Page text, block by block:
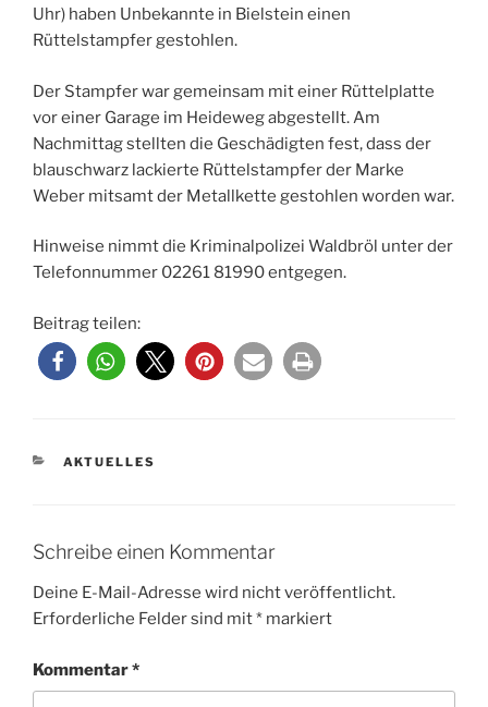
Uhr) haben Unbekannte in Bielstein einen
Rüttelstampfer gestohlen.
Der Stampfer war gemeinsam mit einer Rüttelplatte
vor einer Garage im Heideweg abgestellt. Am
Nachmittag stellten die Geschädigten fest, dass der
blauschwarz lackierte Rüttelstampfer der Marke
Weber mitsamt der Metallkette gestohlen worden war.
Hinweise nimmt die Kriminalpolizei Waldbröl unter der
Telefonnummer 02261 81990 entgegen.
Beitrag teilen:
KATEGORIEN
AKTUELLES
Schreibe einen Kommentar
Deine E-Mail-Adresse wird nicht veröffentlicht.
Erforderliche Felder sind mit* markiert
Kommentar*